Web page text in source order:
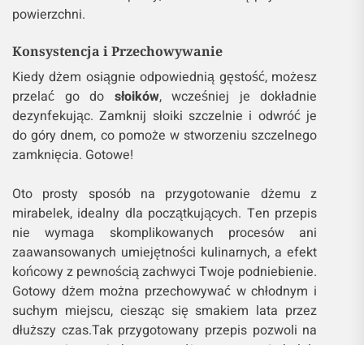
powierzchni.
Konsystencja i Przechowywanie
Kiedy dżem osiągnie odpowiednią gęstość, możesz
przelać go do słoików, wcześniej je dokładnie
dezynfekując. Zamknij słoiki szczelnie i odwróć je
do góry dnem, co pomoże w stworzeniu szczelnego
zamknięcia. Gotowe!
Oto prosty sposób na przygotowanie dżemu z
mirabelek, idealny dla początkujących. Ten przepis
nie wymaga skomplikowanych procesów ani
zaawansowanych umiejętności kulinarnych, a efekt
końcowy z pewnością zachwyci Twoje podniebienie.
Gotowy dżem można przechowywać w chłodnym i
suchym miejscu, ciesząc się smakiem lata przez
dłuższy czas.Tak przygotowany przepis pozwoli na